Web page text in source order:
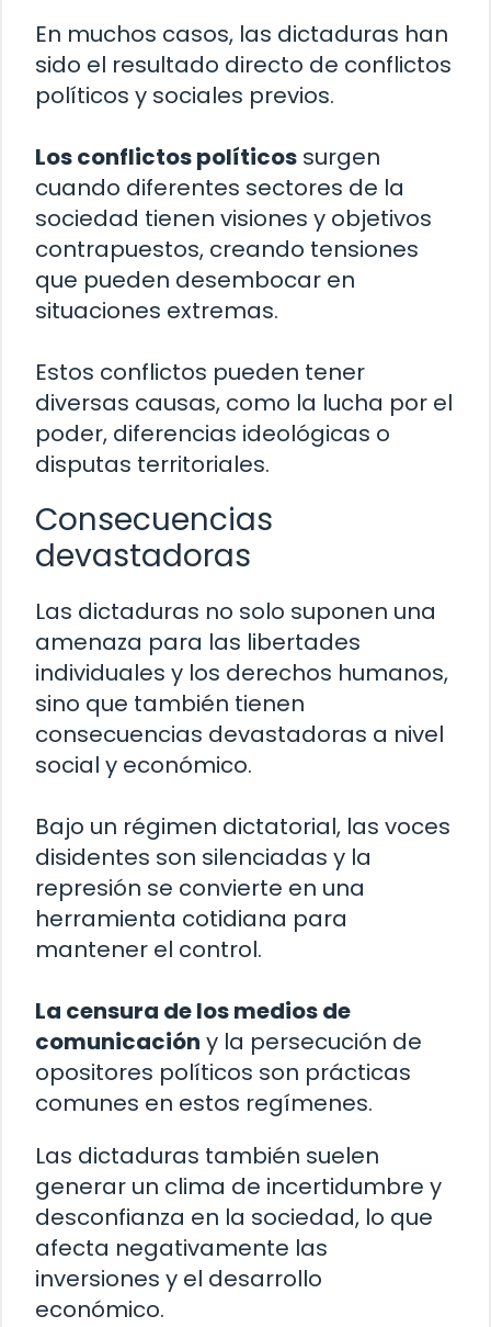
En muchos casos, las dictaduras han
sido el resultado directo de conflictos
políticos y sociales previos.
Los conflictos políticos surgen
cuando diferentes sectores de la
sociedad tienen visiones y objetivos
contrapuestos, creando tensiones
que pueden desembocar en
situaciones extremas.
Estos conflictos pueden tener
diversas causas, como la lucha por el
poder, diferencias ideológicas o
disputas territoriales.
Consecuencias
devastadoras
Las dictaduras no solo suponen una
amenaza para las libertades
individuales y los derechos humanos,
sino que también tienen
consecuencias devastadoras a nivel
social y económico.
Bajo un régimen dictatorial, las voces
disidentes son silenciadas y la
represión se convierte en una
herramienta cotidiana para
mantener el control.
La censura de los medios de
comunicación y la persecución de
opositores políticos son prácticas
comunes en estos regímenes.
Las dictaduras también suelen
generar un clima de incertidumbre y
desconfianza en la sociedad, lo que
afecta negativamente las
inversiones y el desarrollo
económico.